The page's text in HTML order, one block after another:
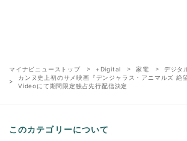
マイナビニューストップ +Digital 家電
デジタ
カンヌ史上初のサメ映画『デンジャラス・アニマルズ 絶
Videoにて期間限定独占先行配信決定
このカテゴリーについて